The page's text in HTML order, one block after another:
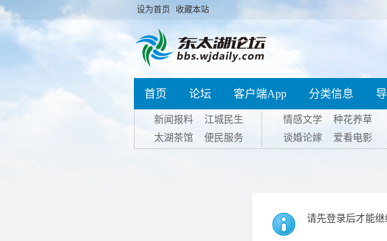
设为首页 收藏本站
首页 论坛 客户端App 分类信息
新闻报料
江城民生
太湖茶馆
便民服务
情感文学
种花养草
谈婚论嫁
爱看电影
请先登录后才能继